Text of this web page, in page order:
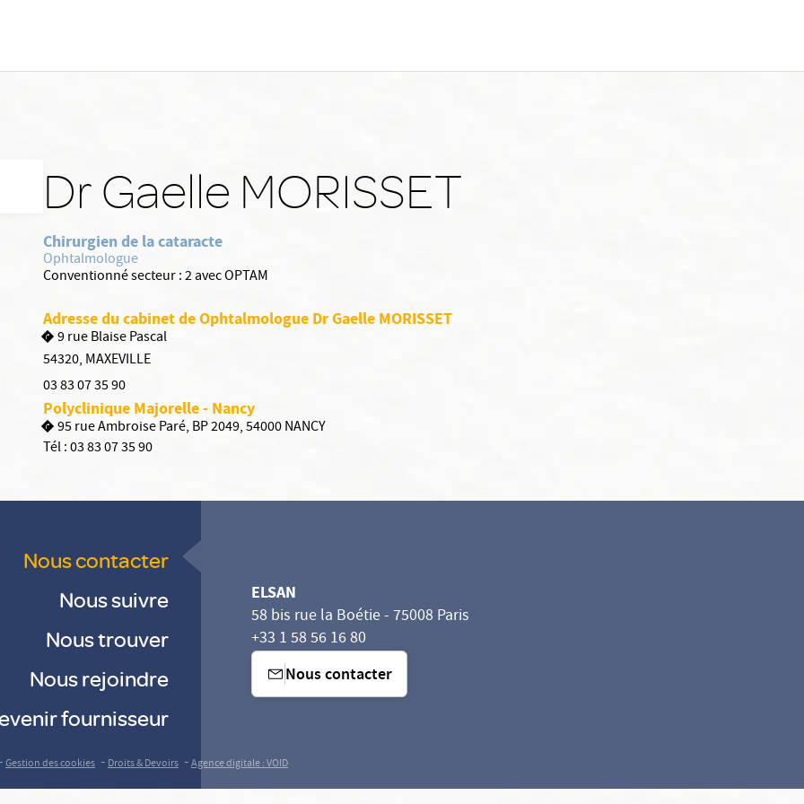
Dr Gaelle MORISSET
Chirurgien de la cataracte
Ophtalmologue
Conventionné secteur :2 avec OPTAM
Adresse du cabinet de Ophtalmologue Dr Gaelle MORISSET
9 rue Blaise Pascal
54320, MAXEVILLE
03 83 07 35 90
Polyclinique Majorelle - Nancy
95 rue Ambroise Paré, BP 2049, 54000 NANCY
Tél :03 83 07 35 90
Nous contacter
Nous suivre
Nous trouver
Nous rejoindre
fournisseur
ELSAN
58 bis rue la Boétie - 75008 Paris
+33 1 58 56 16 80
Nous contacter
Gestion des cookies -Droits & Devoirs -Agence digitale : VOID